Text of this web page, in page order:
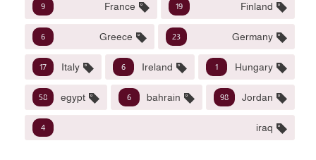
Finland
19
France
9
Germany
23
Greece
6
Hungary
1
Ireland
6
Italy
17
Jordan
98
bahrain
6
egypt
58
iraq
4